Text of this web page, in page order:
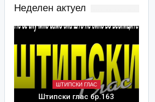
Неделен актуел
ШТИПСКИ ГЛАС
Штипски глас бр.163